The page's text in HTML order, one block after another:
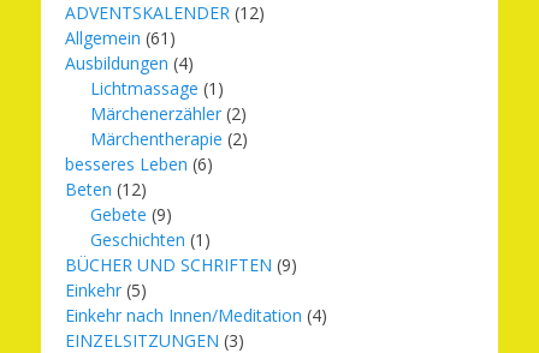
ADVENTSKALENDER (12)
Allgemein (61)
Ausbildungen (4)
Lichtmassage (1)
Märchenerzähler (2)
Märchentherapie (2)
besseres Leben (6)
Beten (12)
Gebete (9)
Geschichten (1)
BÜCHER UND SCHRIFTEN (9)
Einkehr (5)
Einkehr nach Innen/Meditation (4)
EINZELSITZUNGEN (3)